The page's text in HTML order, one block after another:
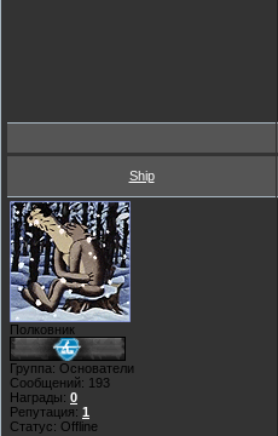
Ship
Полковник
Группа: Основатели
Сообщений: 193
Награды: 0
Репутация: 1
Статус: Offline